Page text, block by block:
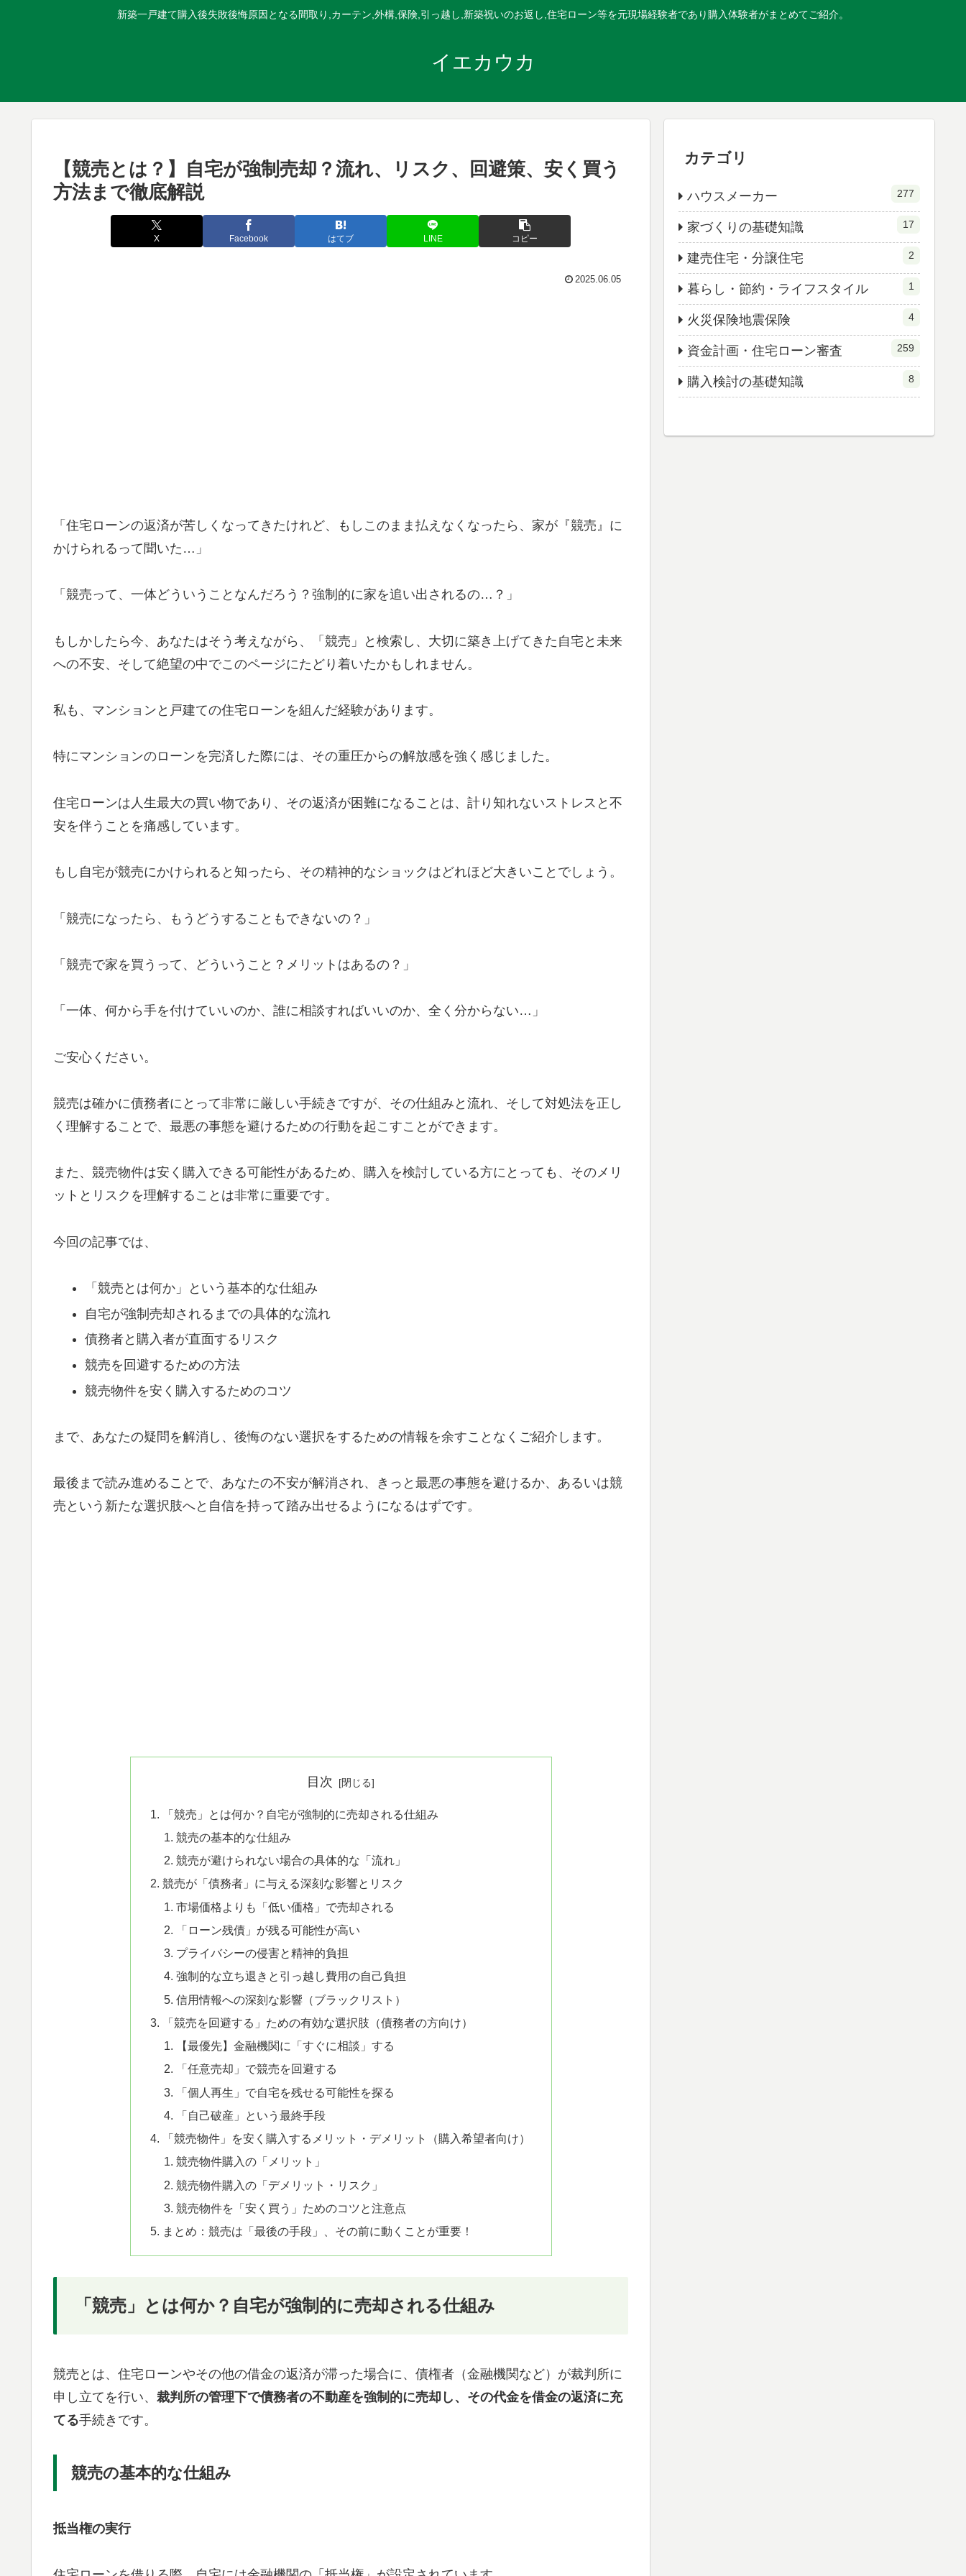
新築一戸建て購入後失敗後悔原因となる間取り,カーテン,外構,保険,引っ越し,新築祝いのお返し,住宅ローン等を元現場経験者であり購入体験者がまとめてご紹介。
イエカウカ
【競売とは？】自宅が強制売却？流れ、リスク、回避策、安く買う
方法まで徹底解説
X Facebook はてブ LINE コピー
2025.06.05
「住宅ローンの返済が苦しくなってきたけれど、もしこのまま払えなくなったら、家が『競売』に
かけられるって聞いた…」
「競売って、一体どういうことなんだろう？強制的に家を追い出されるの…？」
もしかしたら今、あなたはそう考えながら、「競売」と検索し、大切に築き上げてきた自宅と未来
への不安、そして絶望の中でこのページにたどり着いたかもしれません。
私も、マンションと戸建ての住宅ローンを組んだ経験があります。
特にマンションのローンを完済した際には、その重圧からの解放感を強く感じました。
住宅ローンは人生最大の買い物であり、その返済が困難になることは、計り知れないストレスと不
安を伴うことを痛感しています。
もし自宅が競売にかけられると知ったら、その精神的なショックはどれほど大きいことでしょう。
「競売になったら、もうどうすることもできないの？」
「競売で家を買うって、どういうこと？メリットはあるの？」
「一体、何から手を付けていいのか、誰に相談すればいいのか、全く分からない…」
ご安心ください。
競売は確かに債務者にとって非常に厳しい手続きですが、その仕組みと流れ、そして対処法を正し
く理解することで、最悪の事態を避けるための行動を起こすことができます。
また、競売物件は安く購入できる可能性があるため、購入を検討している方にとっても、そのメリ
ットとリスクを理解することは非常に重要です。
今回の記事では、
「競売とは何か」という基本的な仕組み
自宅が強制売却されるまでの具体的な流れ
債務者と購入者が直面するリスク
競売を回避するための方法
競売物件を安く購入するためのコツ
まで、あなたの疑問を解消し、後悔のない選択をするための情報を余すことなくご紹介します。
最後まで読み進めることで、あなたの不安が解消され、きっと最悪の事態を避けるか、あるいは競
売という新たな選択肢へと自信を持って踏み出せるようになるはずです。
目次
「競売」とは何か？自宅が強制的に売却される仕組み
競売の基本的な仕組み
競売が避けられない場合の具体的な「流れ」
競売が「債務者」に与える深刻な影響とリスク
市場価格よりも「低い価格」で売却される
「ローン残債」が残る可能性が高い
プライバシーの侵害と精神的負担
強制的な立ち退きと引っ越し費用の自己負担
信用情報への深刻な影響（ブラックリスト）
「競売を回避する」ための有効な選択肢（債務者の方向け）
【最優先】金融機関に「すぐに相談」する
「任意売却」で競売を回避する
「個人再生」で自宅を残せる可能性を探る
「自己破産」という最終手段
「競売物件」を安く購入するメリット・デメリット（購入希望者向け）
競売物件購入の「メリット」
競売物件購入の「デメリット・リスク」
競売物件を「安く買う」ためのコツと注意点
まとめ：競売は「最後の手段」、その前に動くことが重要！
「競売」とは何か？自宅が強制的に売却される仕組み
競売とは、住宅ローンやその他の借金の返済が滞った場合に、債権者（金融機関など）が裁判所に
申し立てを行い、 裁判所の管理下で債務者の不動産を強制的に売却し、その代金を借金の返済に充
てる手続きです。
競売の基本的な仕組み
抵当権の実行
カテゴリ
ハウスメーカー 277
家づくりの基礎知識 17
建売住宅・分譲住宅 2
暮らし・節約・ライフスタイル 1
火災保険地震保険 4
資金計画・住宅ローン審査 259
購入検討の基礎知識 8